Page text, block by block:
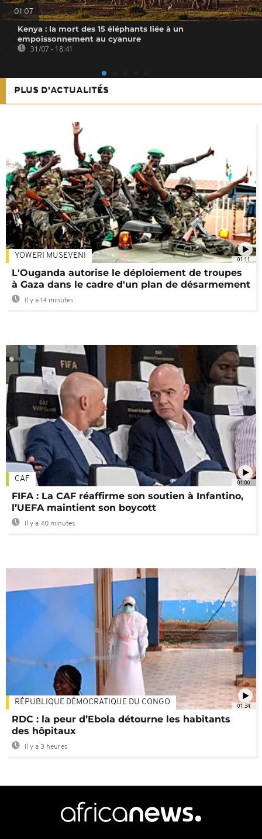
01:07
Kenya : la mort des 15 éléphants liée à un
empoissonnement au cyanure
31/07 - 18:41
PLUS D'ACTUALITÉS
01:11
YOWERI MUSEVENI
L'Ouganda autorise le déploiement de troupes
à Gaza dans le cadre d'un plan de désarmement
Il y a 14 minutes
01:00
CAF
FIFA : La CAF réaffirme son soutien à Infantino,
l’UEFA maintient son boycott
Il y a 40 minutes
01:34
RÉPUBLIQUE DÉMOCRATIQUE DU CONGO
RDC : la peur d’Ebola détourne les habitants
des hôpitaux
Il y a 3 heures